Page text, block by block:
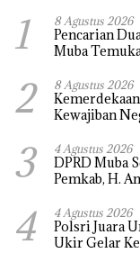
1 8 Agustus 2026
Pencarian
Muba
2 8 Agustus 2026
Kewajiban
3 4 Agustus 2026
DPRD Muba
Pemkab, H.
4 4 Agustus 2026
Polsri Juara
Ukir Gelar